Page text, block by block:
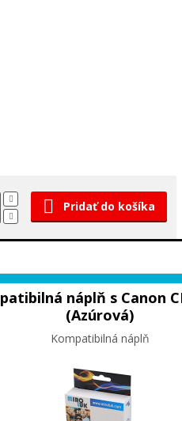
Pridať do košíka
náplň s Canon
(Azúrová)
Kompatibilná náplň